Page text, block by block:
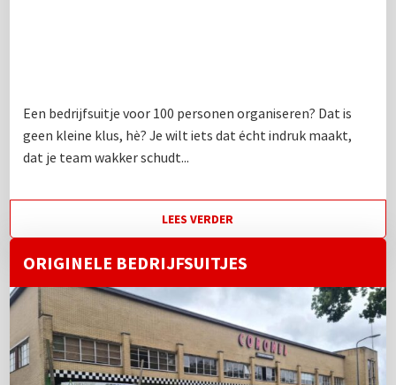
Een bedrijfsuitje voor 100 personen organiseren? Dat is
geen kleine klus, hè? Je wilt iets dat écht indruk maakt,
dat je team wakker schudt...
LEES VERDER
ORIGINELE BEDRIJFSUITJES